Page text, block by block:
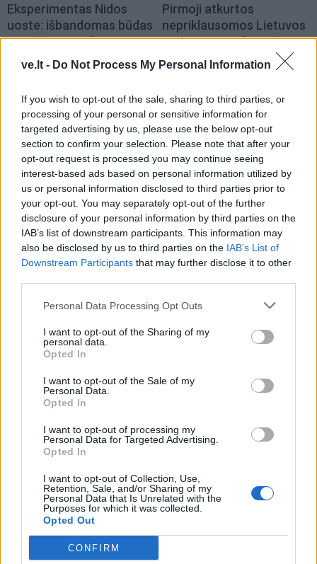
ve.lt - Do Not Process My Personal Information
If you wish to opt-out of the sale, sharing to third parties, or
processing of your personal or sensitive information for
targeted advertising by us, please use the below opt-out
section to confirm your selection. Please note that after your
opt-out request is processed you may continue seeing
interest-based ads based on personal information utilized by
us or personal information disclosed to third parties prior to
your opt-out. You may separately opt-out of the further
disclosure of your personal information by third parties on the
IAB’s list of downstream participants. This information may
also be disclosed by us to third parties on the IAB’s List of
Downstream Participants that may further disclose it to other
Personal Data Processing Opt Outs
I want to opt-out of the Sharing of my
personal data.
Opted In
I want to opt-out of the Sale of my
Personal Data.
Opted In
I want to opt-out of processing my
Personal Data for Targeted Advertising.
Opted In
I want to opt-out of Collection, Use,
Retention, Sale, and/or Sharing of my
Personal Data that Is Unrelated with the
Purposes for which it was collected.
Opted Out
CONFIRM
Eksperimentas Nidos
uoste: išbandomas būdas
sumažinti vandens
„žydėjimą“
Pirmoji atkurtos
nepriklausomos Lietuvos
premjerė atgulė amžinojo
poilsio
(1)
Klaipėda
Patiltė keliaujantiems į
keltą bus atidaryta rudenį
(1)
Lietuva
Statybos inspekcija
Pinskų sodyboje nustatė
dar vieną pažeidimą:
nurodyta nugriauti dalį
terasos (2)
NAUJI